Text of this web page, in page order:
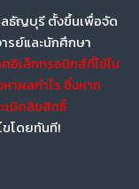
ธัญบุรี ตั้งขึ้นเพื่อจัด
รย์และนักศึกษา
อิเล็กทรอนิกส์ที่ใช้ใน
าผลกำไร ซึ่งหาก
เมิดลิขสิทธิ์
ขโดยทันที!